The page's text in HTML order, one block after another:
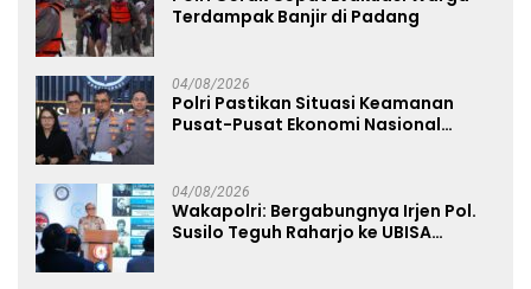
Terdampak Banjir di Padang
04/08/2026
Polri Pastikan Situasi Keamanan
Pusat-Pusat Ekonomi Nasional
04/08/2026
Wakapolri: Bergabungnya Irjen Pol.
Susilo Teguh Raharjo ke UBISA